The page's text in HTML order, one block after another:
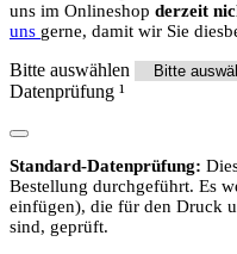
uns im Onlineshop derzeit
uns gerne, damit wir Sie
Bitte auswählen
Datenprüfung ¹
Standard-Datenprüfung:
Bestellung durchgeführt. Es
einfügen), die für den Druck
sind, geprüft.